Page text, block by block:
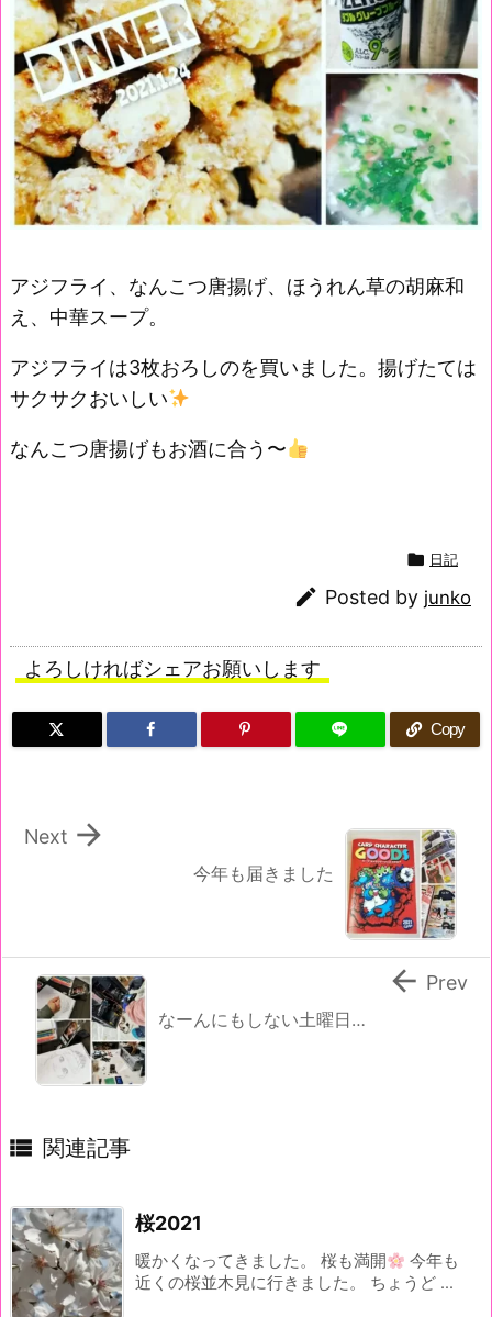
アジフライ、なんこつ唐揚げ、ほうれん草の胡麻和
え、中華スープ。
アジフライは3枚おろしのを買いました。揚げたては
サクサクおいしい
なんこつ唐揚げもお酒に合う〜
 日記
 Posted by junko
よろしければシェアお願いします
Copy
今年も届きました

Next
なーんにもしない土曜日…
 Prev
 関連記事
桜2021
暖かくなってきました。 桜も満開
今年も
近くの桜並木見に行きました。 ちょうど ...